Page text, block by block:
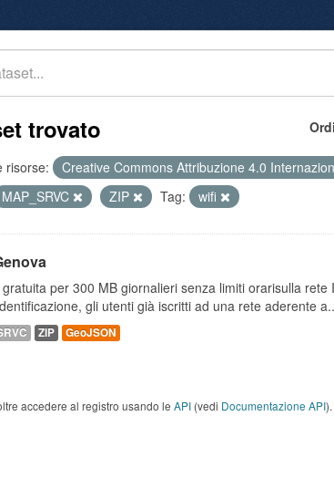
trovato
risorse: Creative Commons Attribuzione 4.0
MAP_SRVC ZIP Tag: wifi
per 300 MB giornalieri senza limiti orarisulla
gli utenti già iscritti ad una rete aderente
ZIP GeoJSON
accedere al registro usando le API (vedi Documentazione API).